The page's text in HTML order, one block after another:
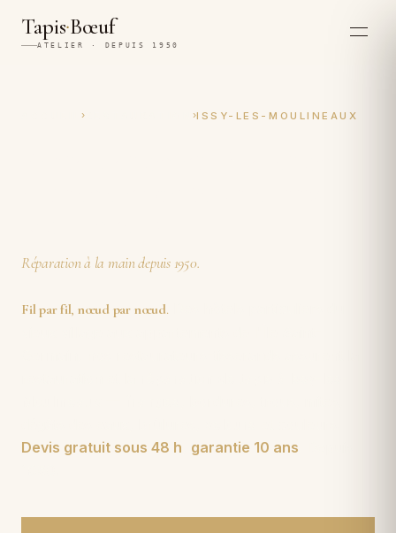
Tapis·Bœuf
ATELIER · DEPUIS 1950
›RESTAURATION›ISSY-LES-MOULINEAUX
Réparation à la main depuis 1950.
Fil par fil, nœud par nœud.
Devis gratuit sous 48 h garantie 10 ans